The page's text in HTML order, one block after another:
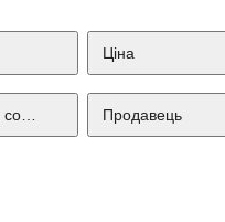
Ціна
Продавець